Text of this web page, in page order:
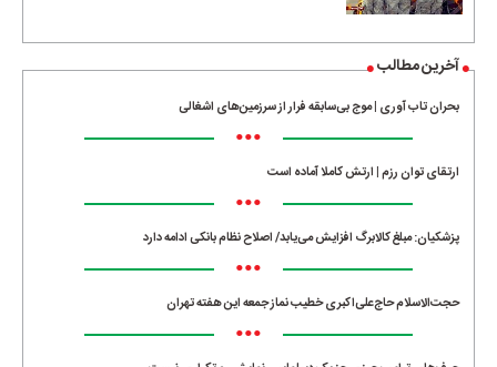
آخرین مطالب
بحران تاب آوری | موج بی‌سابقه فرار از سرزمین‌های اشغالی
•••
ارتقای توان رزم | ارتش کاملا آماده است
•••
پزشکیان: مبلغ کالابرگ افزایش می‌یابد/ اصلاح نظام بانکی ادامه دارد
•••
حجت‌الاسلام حاج‌علی‌اکبری خطیب نماز جمعه این هفته تهران
•••